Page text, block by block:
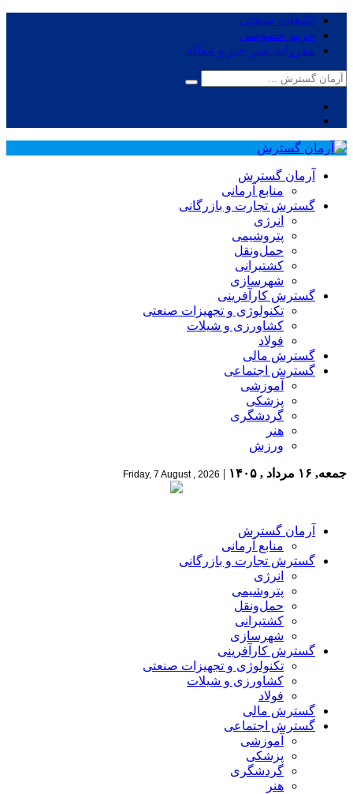
تبلیغات صنعتی
حریم خصوصی
مقررات نشر خبر و مقاله
آرمان گسترش
منابع آرمانی
گسترش تجارت و بازرگانی
انرژی
پتروشیمی
حمل‌و‌نقل
کشتیرانی
شهرسازی
گسترش کارآفرینی
تکنولوژی و تجهیزات صنعتی
کشاورزی و شیلات
فولاد
گسترش مالی
گسترش اجتماعی
آموزشی
پزشکی
گردشگری
هنر
ورزش
جمعه, ۱۶ مرداد , ۱۴۰۵ |
Friday, 7 August , 2026
آرمان گسترش
منابع آرمانی
گسترش تجارت و بازرگانی
انرژی
پتروشیمی
حمل‌و‌نقل
کشتیرانی
شهرسازی
گسترش کارآفرینی
تکنولوژی و تجهیزات صنعتی
کشاورزی و شیلات
فولاد
گسترش مالی
گسترش اجتماعی
آموزشی
پزشکی
گردشگری
هنر